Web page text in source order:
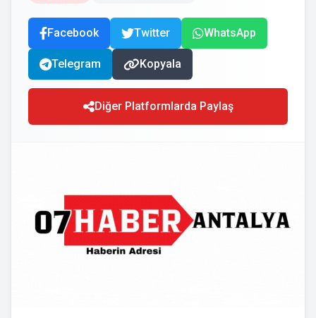
Facebook Twitter WhatsApp
Telegram Kopyala
Diğer Platformlarda Paylaş